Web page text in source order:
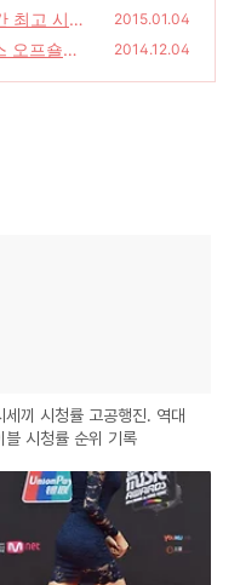
최고 시청
2015.01.04
오프숄더
2014.12.04
세끼 시청률 고공행진. 역대
블 시청률 순위 기록